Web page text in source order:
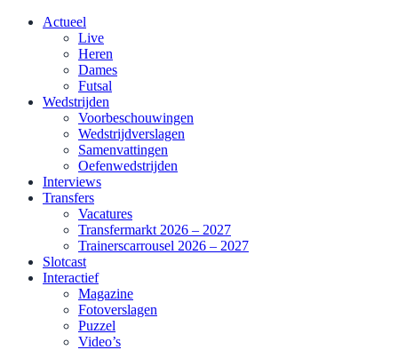
Actueel
Live
Heren
Dames
Futsal
Wedstrijden
Voorbeschouwingen
Wedstrijdverslagen
Samenvattingen
Oefenwedstrijden
Interviews
Transfers
Vacatures
Transfermarkt 2026 – 2027
Trainerscarrousel 2026 – 2027
Slotcast
Interactief
Magazine
Fotoverslagen
Puzzel
Video’s